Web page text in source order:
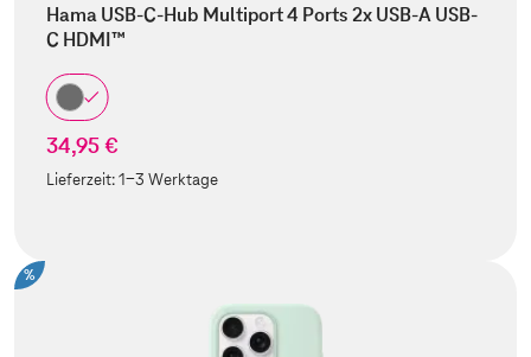
Hama USB-C-Hub Multiport 4 Ports 2x USB-A USB-
C HDMI™
34,95 €
Lieferzeit:1-3 Werktage
%